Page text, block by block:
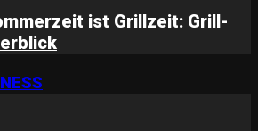
ist Grillzeit: Grill-